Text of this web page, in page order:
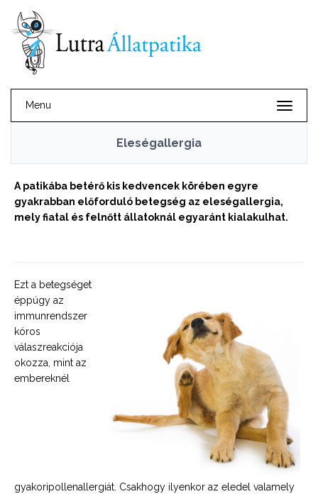
Menu
Eleségallergia
A patikába betérő kis kedvencek körében egyre
gyakrabban előforduló betegség az eleségallergia,
mely fiatal és felnőtt állatoknál egyaránt kialakulhat.
Ezt a betegséget
éppúgy az
immunrendszer
kóros
válaszreakciója
okozza, mint az
embereknél
gyakoripollenallergiát. Csakhogy ilyenkor az eledel valamely